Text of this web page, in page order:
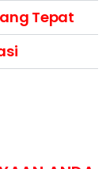
Tepat